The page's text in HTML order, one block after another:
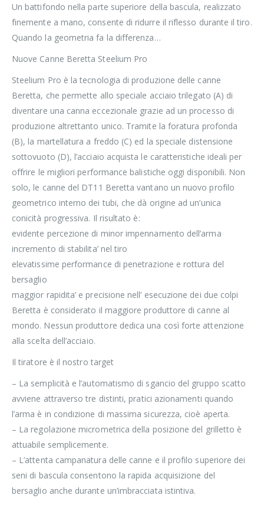
Un battifondo nella parte superiore della bascula, realizzato
finemente a mano, consente di ridurre il riflesso durante il tiro.
Quando la geometria fa la differenza…
Nuove Canne Beretta Steelium Pro
Steelium Pro è la tecnologia di produzione delle canne
Beretta, che permette allo speciale acciaio trilegato (A) di
diventare una canna eccezionale grazie ad un processo di
produzione altrettanto unico. Tramite la foratura profonda
(B), la martellatura a freddo (C) ed la speciale distensione
sottovuoto (D), l’acciaio acquista le caratteristiche ideali per
offrire le migliori performance balistiche oggi disponibili. Non
solo, le canne del DT11 Beretta vantano un nuovo profilo
geometrico interno dei tubi, che dà origine ad un’unica
conicità progressiva. Il risultato è:
evidente percezione di minor impennamento dell’arma
incremento di stabilita’ nel tiro
elevatissime performance di penetrazione e rottura del
bersaglio
maggior rapidita’ e precisione nell’ esecuzione dei due colpi
Beretta è considerato il maggiore produttore di canne al
mondo. Nessun produttore dedica una così forte attenzione
alla scelta dell’acciaio.
Il tiratore è il nostro target
– La semplicità e l’automatismo di sgancio del gruppo scatto
avviene attraverso tre distinti, pratici azionamenti quando
l’arma è in condizione di massima sicurezza, cioè aperta.
– La regolazione micrometrica della posizione del grilletto è
attuabile semplicemente.
– L’attenta campanatura delle canne e il profilo superiore dei
seni di bascula consentono la rapida acquisizione del
bersaglio anche durante un’imbracciata istintiva.